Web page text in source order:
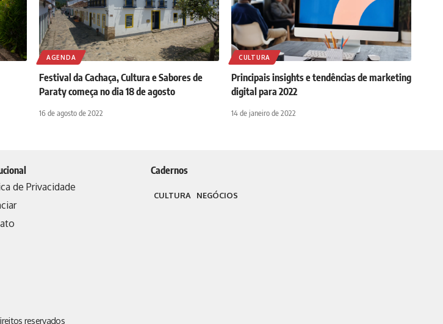
AGENDA
Festival da Cachaça, Cultura e Sabores de
Paraty começa no dia 18 de agosto
16 de agosto de 2022
CULTURA
Principais insights e tendências de marketing
digital para 2022
14 de janeiro de 2022
de Privacidade
Cadernos
CULTURA NEGÓCIOS
reservados